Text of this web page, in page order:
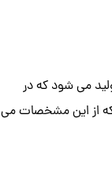
می شود که در
که از این مشخصات می